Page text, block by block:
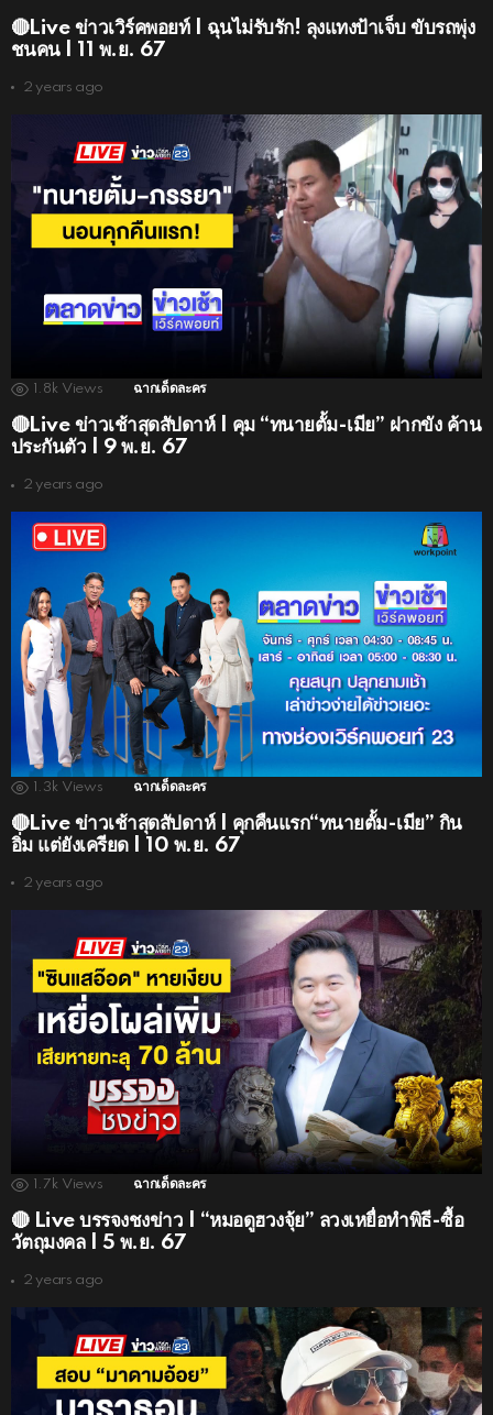
🔴Live ข่าวเวิร์คพอยท์ | ฉุนไม่รับรัก! ลุงแทงป้าเจ็บ ขับรถพุ่ง
ชนคน | 11 พ.ย. 67
2 years ago
1.8k Views ฉากเด็ดละคร
🔴Live ข่าวเช้าสุดสัปดาห์ | คุม “ทนายตั้ม-เมีย” ฝากขัง ค้าน
ประกันตัว | 9 พ.ย. 67
2 years ago
1.3k Views ฉากเด็ดละคร
🔴Live ข่าวเช้าสุดสัปดาห์ | คุกคืนแรก“ทนายตั้ม-เมีย” กิน
อิ่ม แต่ยังเครียด | 10 พ.ย. 67
2 years ago
1.7k Views ฉากเด็ดละคร
🔴 Live บรรจงชงข่าว | “หมอดูฮวงจุ้ย” ลวงเหยื่อทำพิธี-ซื้อ
วัตถุมงคล | 5 พ.ย. 67
2 years ago